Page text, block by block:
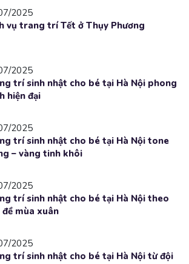
2025
vụ trang trí Tết ở Thụy Phương
2025
trí sinh nhật cho bé tại Hà Nội phong
hiện đại
2025
trí sinh nhật cho bé tại Hà Nội tone
– vàng tinh khôi
2025
trí sinh nhật cho bé tại Hà Nội theo
đề mùa xuân
2025
trí sinh nhật cho bé tại Hà Nội từ đội